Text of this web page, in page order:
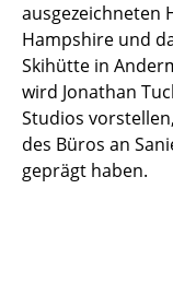
ausgezeichneten
Hampshire und
Skihütte in
wird Jonathan
Studios
des Büros an
geprägt haben.